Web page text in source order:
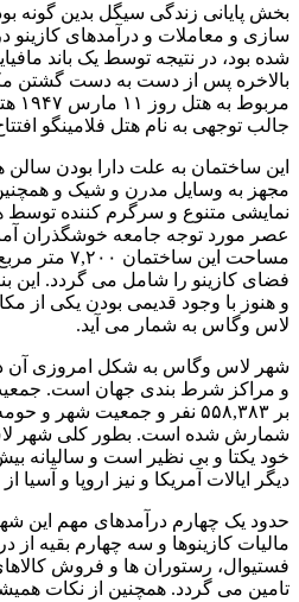
بخش پایانی زندگی سیگل بدین گونه
سازی و معاملات و درآمدهای کازینو
شده بود، در نتیجه توسط یک باند
بالاخره پس از دست به دست گشتن
جالب توجهی به نام هتل فلامینگو
این ساختمان به علت دارا بودن سالن
مجهز به وسایل مدرن و شیک و
نمایشی متنوع و سرگرم کننده توسط
عصر مورد توجه جامعه خوشگذران
و هنوز با وجود قدیمی بودن یکی از
لاس وگاس به شمار می آید.
شهر لاس وگاس به شکل امروزی آن
شمارش شده است. بطور کلی شهر
دیگر ایالات آمریکا و نیز اروپا و
حدود یک چهارم درآمدهای مهم این
مالیات کازینوها و سه چهارم بقیه از
فستیوال، رستوران ها و فروش
تامین می گردد. همچنین از نکات